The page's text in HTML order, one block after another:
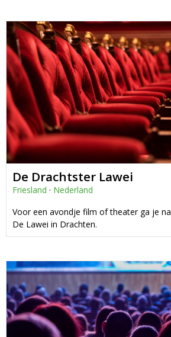
De Drachtster Lawei
Friesland · Nederland
Voor een avondje film of theater ga je
De Lawei in Drachten.